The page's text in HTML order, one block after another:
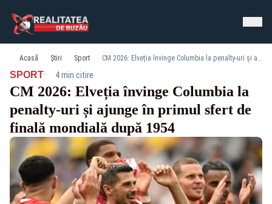
Acasă Știri Sport CM 2026: Elveția învinge Columbia la penalty-uri și ajunge în primul sfert de finală mondială după 1954
SPORT· 4 min citire
CM 2026: Elveția învinge Columbia la
penalty-uri și ajunge în primul sfert de
finală mondială după 1954